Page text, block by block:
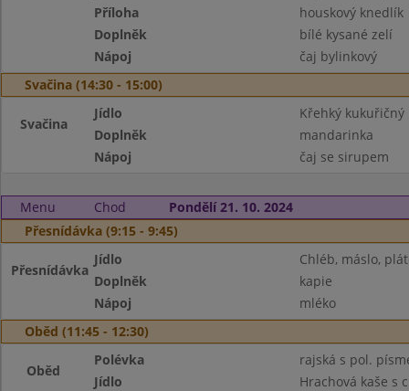
Příloha
houskový knedlík
Doplněk
bílé kysané zelí
Nápoj
čaj bylinkový
Svačina (14:30 - 15:00)
Svačina
Jídlo
Křehký
Doplněk
mandarinka
Nápoj
čaj se sirupem
Menu Chod
Pondělí 21. 10. 2024
Přesnídávka (9:15 - 9:45)
Přesnídávka
Jídlo
Chléb, máslo,
Doplněk
kapie
Nápoj
mléko
Oběd (11:45 - 12:30)
Oběd
Polévka
rajská s pol.
Jídlo
Hrachová kaše s